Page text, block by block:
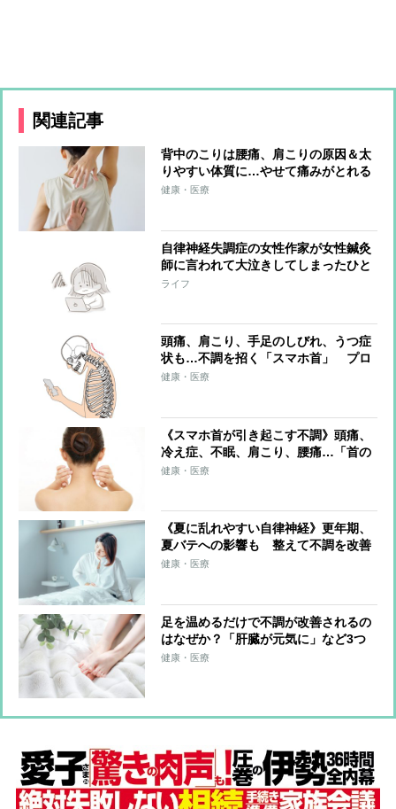
関連記事
背中のこりは腰痛、肩こりの原因＆太
りやすい体質に…やせて痛みがとれる
「1日3分の背中ストレッチ」を整体師
健康・医療
自律神経失調症の女性作家が女性鍼灸
師に言われて大泣きしてしまったひと
ことと、不調を脱する「3つの思考
ライフ
頭痛、肩こり、手足のしびれ、うつ症
状も…不調を招く「スマホ首」 プロ
が教える「押すだけ」改善メソッド
健康・医療
《スマホ首が引き起こす不調》頭痛、
冷え症、不眠、肩こり、腰痛…「首の
位置」の問題かも そのメカニズムと
健康・医療
《夏に乱れやすい自律神経》更年期、
夏バテへの影響も 整えて不調を改善
する方法
健康・医療
足を温めるだけで不調が改善されるの
はなぜか？「肝臓が元気に」など3つ
のメリット
健康・医療